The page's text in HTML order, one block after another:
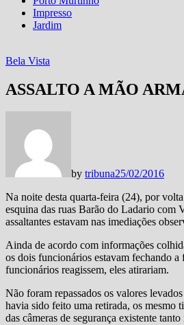
Impresso
Jardim
Bela Vista
ASSALTO A MÃO
by tribuna25/02/2016
Na noite desta quarta-feira (24), por
esquina das ruas Barão do Ladario com
assaltantes estavam nas imediações
Ainda de acordo com informações
os dois funcionários estavam fechando a
funcionários reagissem, eles atirariam.
Não foram repassados os valores
havia sido feito uma retirada, os mesmo
das câmeras de segurança existente